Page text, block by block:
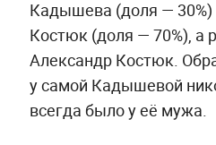
Кадышева (доля — 30%)
Костюк (доля — 70%), а
Александр Костюк.
у самой Кадышевой
всегда было у её мужа.